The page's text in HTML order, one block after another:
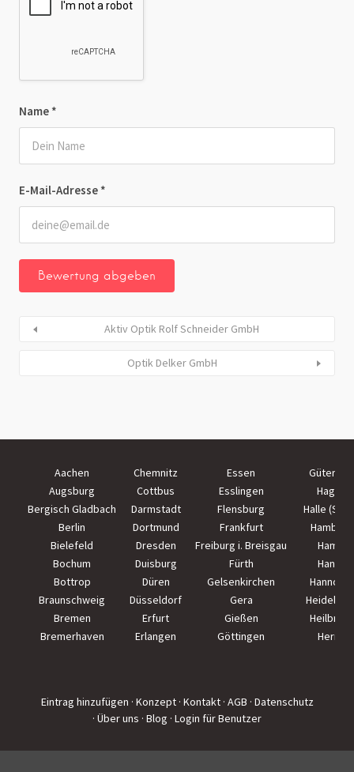
Name *
E-Mail-Adresse *
Aktiv Optik Rolf Schneider GmbH
Optik Delker GmbH
Aachen Chemnitz Essen
Augsburg
Cottbus Esslingen
Hagen
Bergisch Gladbach
Darmstadt Flensburg
Halle
Berlin
Dortmund Frankfurt
Hamburg
Bielefeld
Dresden Freiburg i. Breisgau
Hamm
Bochum
Duisburg Fürth
Hanau
Bottrop
Düren Gelsenkirchen
Hannover
Braunschweig
Düsseldorf Gera
Bremen
Erfurt Gießen
Heilbronn
Bremerhaven
Erlangen Göttingen Herne
Eintrag hinzufügen · Konzept · Kontakt · AGB · Datenschutz
· Über uns · Blog · Login für Benutzer